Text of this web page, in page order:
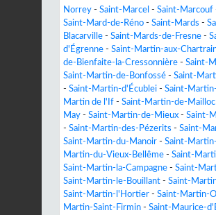
Norrey - Saint-Marcel - Saint-Marcouf
Saint-Mard-de-Réno - Saint-Mards -
Blacarville - Saint-Mards-de-Fresne -
d'Égrenne - Saint-Martin-aux-
de-Bienfaite-la-Cressonnière - Saint-
Saint-Martin-de-Bonfossé - Saint-
- Saint-Martin-d'Écublei - Saint-
Martin de l'If - Saint-Martin-de-Mailloc
May - Saint-Martin-de-Mieux - Saint-
- Saint-Martin-des-Pézerits - Saint-
Saint-Martin-du-Manoir - Saint-
Martin-du-Vieux-Bellême - Saint-
Saint-Martin-la-Campagne - Saint-
Saint-Martin-le-Bouillant - Saint-
Saint-Martin-l'Hortier - Saint-Martin-
Martin-Saint-Firmin - Saint-Maurice-